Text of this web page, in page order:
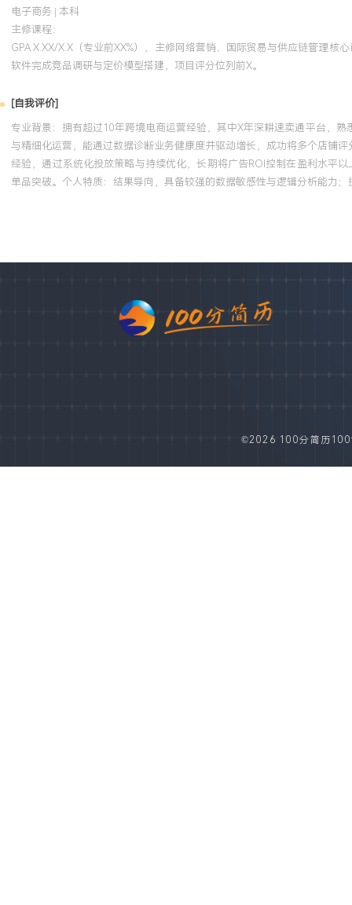
电子商务 | 本科
主修课程：
GPA X.XX/X.X（专业前XX%），主修网络营销、国际贸易与供应链管理
软件完成竞品调研与定价模型搭建，项目评分位列前X。
[自我评价]
专业背景：拥有超过10年跨境电商运营经验，其中X年深耕速卖通平台，
与精细化运营，能通过数据诊断业务健康度并驱动增长，成功将多个店铺
经验，通过系统化投放策略与持续优化，长期将广告ROI控制在盈利水平
单品突破。个人特质：结果导向，具备较强的数据敏感性与逻辑分析能力
©2026 100分简历